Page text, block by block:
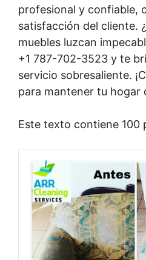
profesional y confiable,
satisfacción del cliente.
muebles luzcan
+1 787-702-3523 y te
servicio sobresaliente.
para mantener tu hogar
Este texto contiene 100